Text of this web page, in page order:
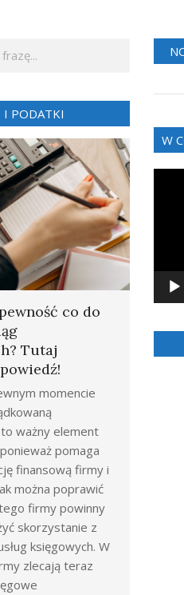
I PODATKI
co do
Tutaj
momencie
ważny element
pomaga
finansową firmy i
można poprawić
firmy powinny
skorzystanie z
księgowych. W
zlecają teraz
W